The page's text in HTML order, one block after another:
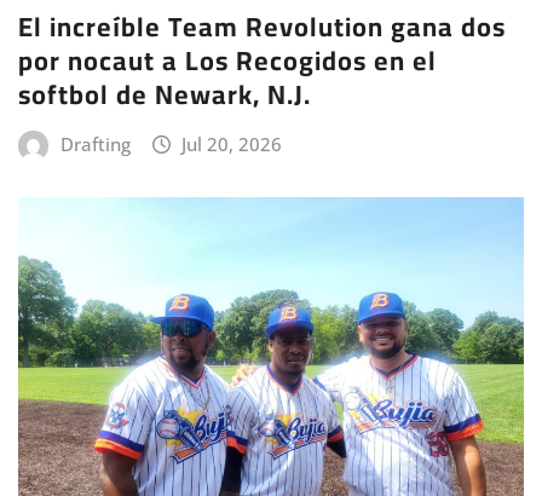
El increíble Team Revolution gana dos
por nocaut a Los Recogidos en el
softbol de Newark, N.J.
Drafting Jul 20, 2026